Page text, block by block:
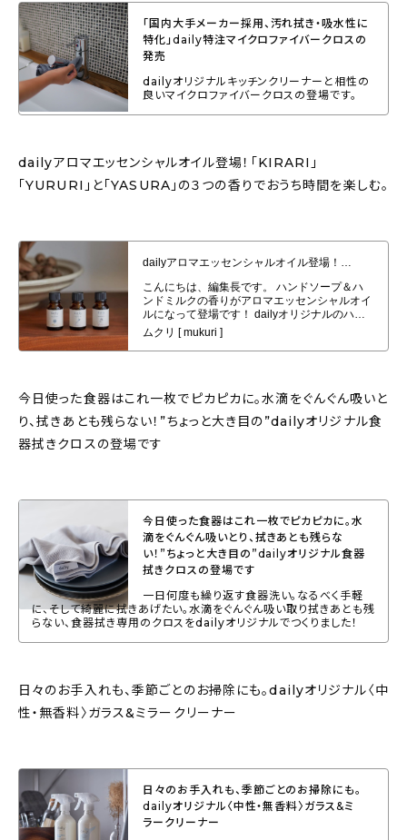
「国内大手メーカー採用、汚れ拭き・吸水性に
特化」daily特注マイクロファイバークロスの
発売
dailyオリジナルキッチンクリーナーと相性の
良いマイクロファイバークロスの登場です。
dailyアロマエッセンシャルオイル登場！「KIRARI」
「YURURI」と「YASURA」の３つの香りでおうち時間を楽しむ。
dailyアロマエッセンシャルオイル登場！「KIRARI」「YURURI」と
「YASURA」の３つの香りでおうち時間を楽しむ。
今日使った食器はこれ一枚でピカピカに。水滴をぐんぐん吸いと
り、拭きあとも残らない！”ちょっと大き目の”dailyオリジナル食
器拭きクロスの登場です
今日使った食器はこれ一枚でピカピカに。水
滴をぐんぐん吸いとり、拭きあとも残らな
い！”ちょっと大き目の”dailyオリジナル食器
拭きクロスの登場です
一日何度も繰り返す食器洗い。なるべく手軽
に、そして綺麗に拭きあげたい。水滴をぐんぐん吸い取り拭きあとも残
らない、食器拭き専用のクロスをdailyオリジナルでつくりました！
日々のお手入れも、季節ごとのお掃除にも。dailyオリジナル〈中
性・無香料〉ガラス&ミラークリーナー
日々のお手入れも、季節ごとのお掃除にも。
dailyオリジナル〈中性・無香料〉ガラス&ミ
ラークリーナー